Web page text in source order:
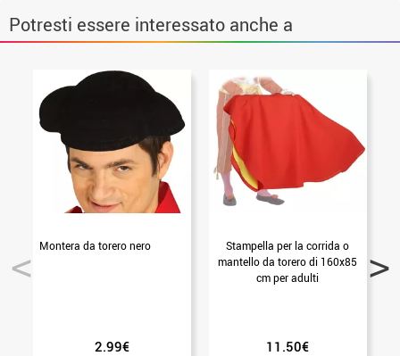
Potresti essere interessato anche a
Montera da torero nero
2.99€
Stampella per la corrida o
mantello da torero di 160x85
cm per adulti
11.50€